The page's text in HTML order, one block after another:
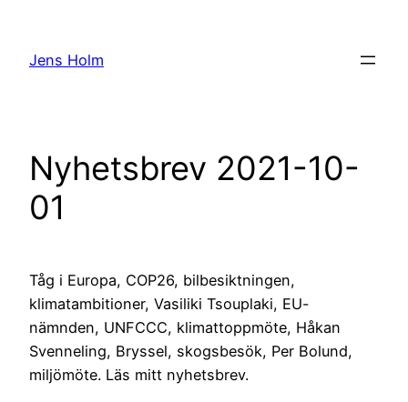
innehåll
Jens Holm
Nyhetsbrev 2021-10-
01
Tåg i Europa, COP26, bilbesiktningen,
klimatambitioner, Vasiliki Tsouplaki, EU-
nämnden, UNFCCC, klimattoppmöte, Håkan
Svenneling, Bryssel, skogsbesök, Per Bolund,
miljömöte. Läs mitt nyhetsbrev.